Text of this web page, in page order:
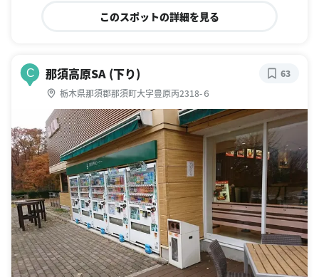
このスポットの詳細を見る
C 那須高原SA (下り)
栃木県那須郡那須町大字豊原丙2318-６
63